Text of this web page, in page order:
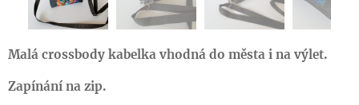
Malá crossbody kabelka vhodná do města i na výlet.
Zapínání na zip.